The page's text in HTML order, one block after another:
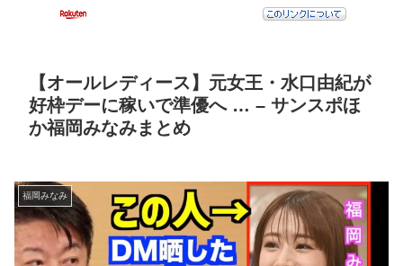
【オールレディース】元女王・水口由紀が
好枠デーに稼いで準優へ … – サンスポほ
か福岡みなみまとめ
福岡みなみ